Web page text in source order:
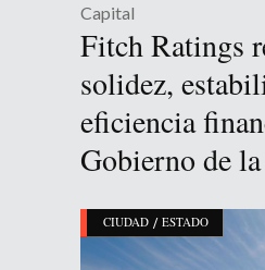
Capital
Fitch Ratings
solidez,
eficiencia
Gobierno de
CIUDAD / ESTADO